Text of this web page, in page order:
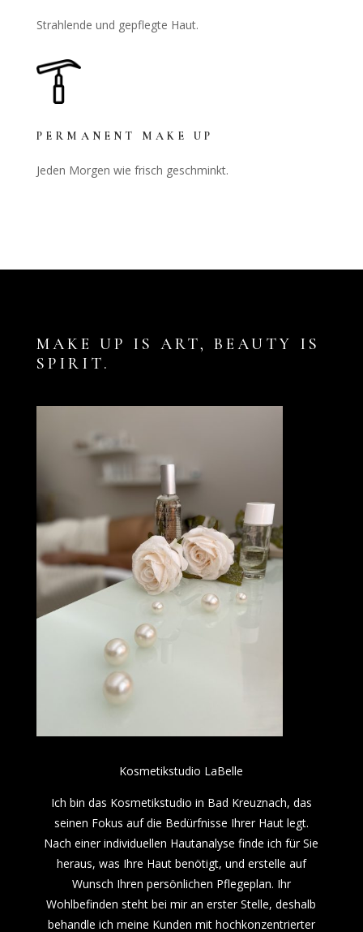
Strahlende und gepflegte Haut.
PERMANENT MAKE UP
Jeden Morgen wie frisch geschminkt.
MAKE UP IS ART, BEAUTY IS
SPIRIT.
Kosmetikstudio LaBelle
Ich bin das Kosmetikstudio in Bad Kreuznach, das
seinen Fokus auf die Bedürfnisse Ihrer Haut legt.
Nach einer individuellen Hautanalyse finde ich für Sie
heraus, was Ihre Haut benötigt, und erstelle auf
Wunsch Ihren persönlichen Pflegeplan. Ihr
Wohlbefinden steht bei mir an erster Stelle, deshalb
behandle ich meine Kunden mit hochkonzentrierter